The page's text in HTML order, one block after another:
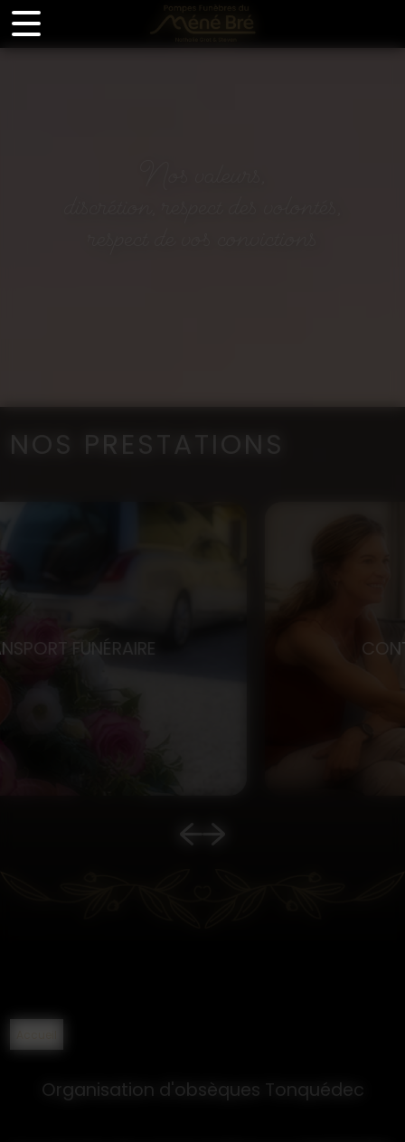
Panneau de gestion des cookies
NOS PRESTATIONS
CONTRAT OBSÈQUES
Organisation d'obsèques Tonquédec